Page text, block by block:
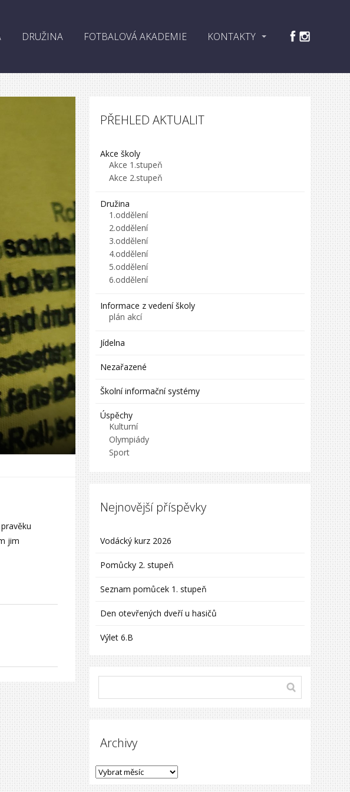
DRUŽINA FOTBALOVÁ AKADEMIE KONTAKTY
jim
PŘEHLED AKTUALIT
Akce školy
Akce 1.stupeň
Akce 2.stupeň
Družina
1.oddělení
2.oddělení
3.oddělení
4.oddělení
5.oddělení
6.oddělení
Informace z vedení školy
plán akcí
Jídelna
Nezařazené
Školní informační systémy
Úspěchy
Kulturní
Olympiády
Sport
Nejnovější příspěvky
Vodácký kurz 2026
Pomůcky 2. stupeň
Seznam pomůcek 1. stupeň
Den otevřených dveří u hasičů
Výlet 6.B
Archivy